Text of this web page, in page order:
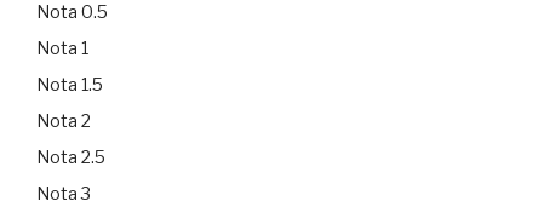
Nota 0.5
Nota 1
Nota 1.5
Nota 2
Nota 2.5
Nota 3